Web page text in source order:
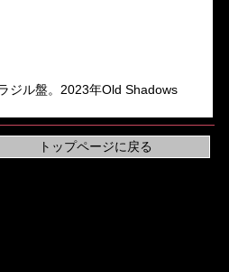
ジル盤。2023年Old Shadows